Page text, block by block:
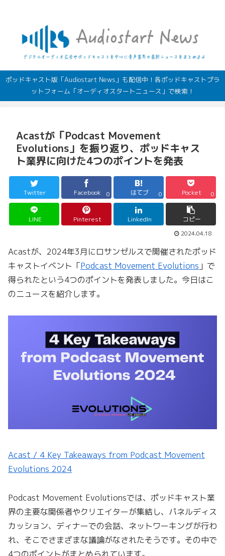
ポッドキャスト版「Audiostart News」も配信中！各ポッドキャストプラ
ットフォーム「オーディオスタートニュース」で検索！
Acastが「Podcast Movement
Evolutions」を振り返り、ポッドキャス
ト業界に向けた4つのポイントを発表
Twitter Facebook 0 はてブ 0 Pocket 0
LINE Pinterest LinkedIn コピー
2024.04.18
Acastが、2024年3月にロサンゼルスで開催されたポッド
キャストイベント「Podcast Movement Evolutions 」で
得られたという4つのポイントを発表しました。今日はこ
のニュースを紹介します。
Acast / 4 Key Takeaways from Podcast Movement
Evolutions 2024
Podcast Movement Evolutionsでは、ポッドキャスト業
界の主要な関係者やクリエイターが集結し、パネルディス
カッション、ディナーでの会話、ネットワーキングが行わ
れ、そこでさまざまな議論がなされたそうです。その中で